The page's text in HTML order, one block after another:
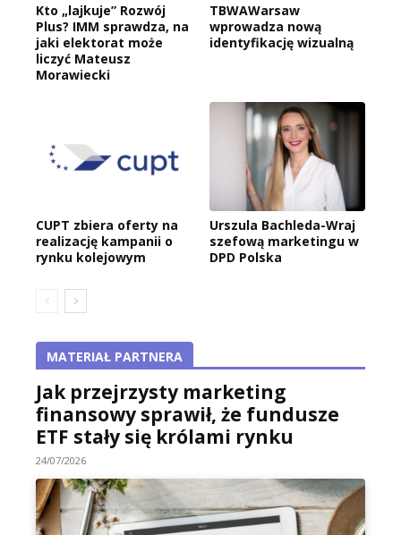
Kto „lajkuje” Rozwój
Plus? IMM sprawdza, na
jaki elektorat może
liczyć Mateusz
Morawiecki
TBWAWarsaw
wprowadza nową
identyfikację wizualną
CUPT zbiera oferty na
realizację kampanii o
rynku kolejowym
Urszula Bachleda-Wraj
szefową marketingu w
DPD Polska
MATERIAŁ PARTNERA
Jak przejrzysty marketing
finansowy sprawił, że fundusze
ETF stały się królami rynku
24/07/2026